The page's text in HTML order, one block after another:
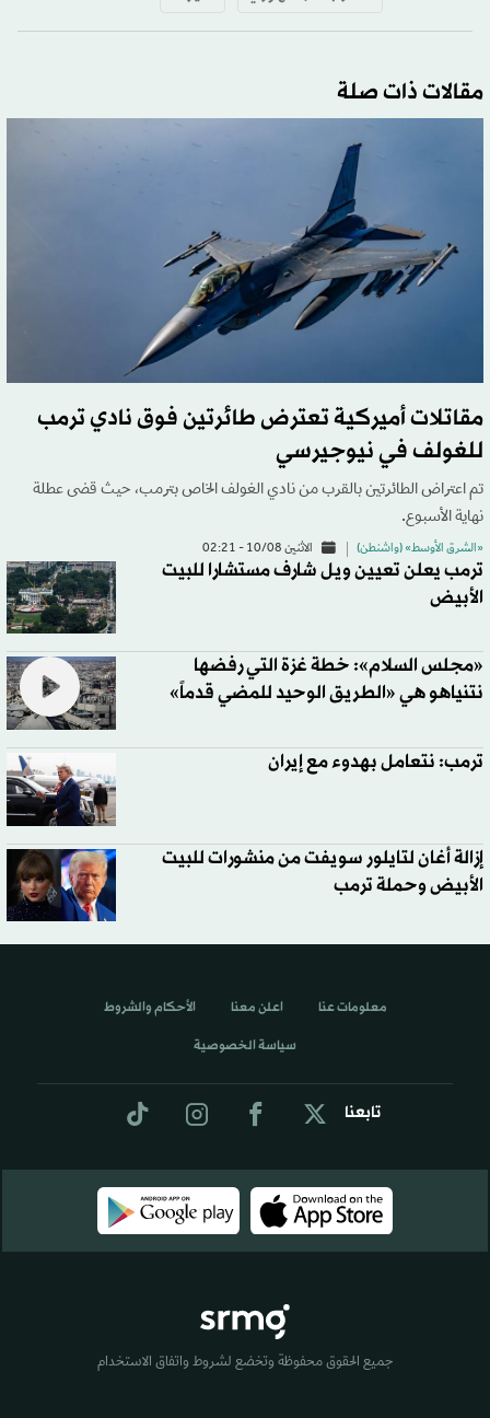
مقالات ذات صلة
مقاتلات أميركية تعترض طائرتين فوق نادي ترمب
للغولف في نيوجيرسي
تم اعتراض الطائرتين بالقرب من نادي الغولف الخاص بترمب، حيث قضى عطلة
نهاية الأسبوع.
«الشرق الأوسط» (واشنطن) الاثنين 10/08 - 02:21
ترمب يعلن تعيين ويل شارف مستشارا للبيت
الأبيض
«مجلس السلام»: خطة غزة التي رفضها
نتنياهو هي «الطريق الوحيد للمضي قدماً»
ترمب: نتعامل بهدوء مع إيران
إزالة أغان لتايلور سويفت من منشورات للبيت
الأبيض وحملة ترمب
تابعنا
معلومات عنا اعلن معنا الأحكام والشروط
سياسة الخصوصية
جميع الحقوق محفوظة وتخضع لشروط واتفاق الاستخدام